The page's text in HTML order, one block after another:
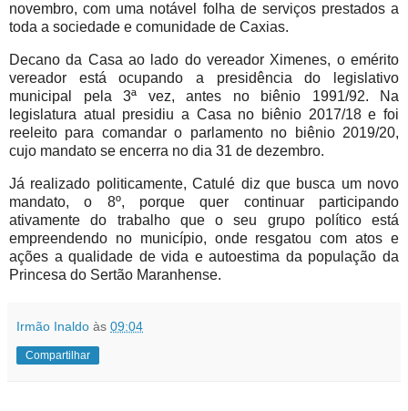
novembro, com uma notável folha de serviços prestados a
toda a sociedade e comunidade de Caxias.
Decano da Casa ao lado do vereador Ximenes, o emérito
vereador está ocupando a presidência do legislativo
municipal pela 3ª vez, antes no biênio 1991/92. Na
legislatura atual presidiu a Casa no biênio 2017/18 e foi
reeleito para comandar o parlamento no biênio 2019/20,
cujo mandato se encerra no dia 31 de dezembro.
Já realizado politicamente, Catulé diz que busca um novo
mandato, o 8º, porque quer continuar participando
ativamente do trabalho que o seu grupo político está
empreendendo no município, onde resgatou com atos e
ações a qualidade de vida e autoestima da população da
Princesa do Sertão Maranhense.
Irmão Inaldo às 09:04
Compartilhar